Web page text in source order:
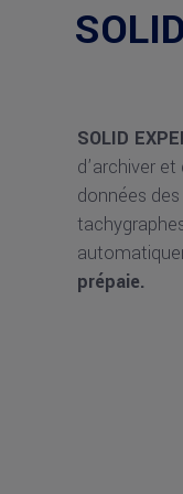
SOLID
d’archiver
données
prépaie.